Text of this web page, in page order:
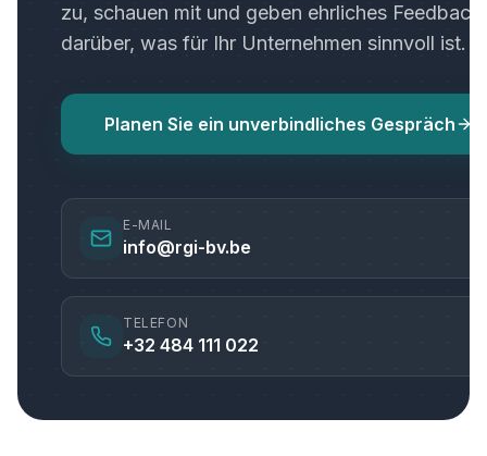
zu, schauen mit und geben ehrliches Feedback
darüber, was für Ihr Unternehmen sinnvoll ist.
Planen Sie ein unverbindliches Gespräch
E-MAIL
info@rgi-bv.be
TELEFON
+32 484 111 022